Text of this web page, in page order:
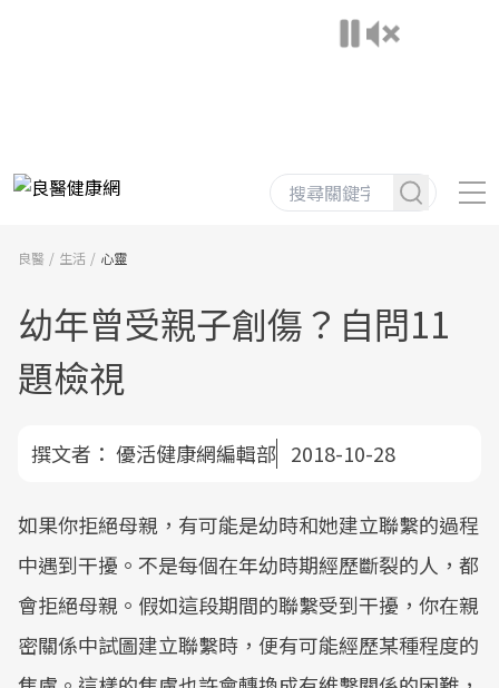
良醫 生活 心靈
幼年曾受親子創傷？自問11
題檢視
撰文者： 優活健康網編輯部 2018-10-28
如果你拒絕母親，有可能是幼時和她建立聯繫的過程
中遇到干擾。不是每個在年幼時期經歷斷裂的人，都
會拒絕母親。假如這段期間的聯繫受到干擾，你在親
密關係中試圖建立聯繫時，便有可能經歷某種程度的